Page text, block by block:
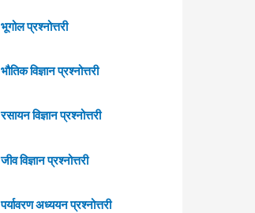
भूगोल प्रश्नोत्तरी
भौतिक विज्ञान प्रश्नोत्तरी
रसायन विज्ञान प्रश्नोत्तरी
जीव विज्ञान प्रश्नोत्तरी
पर्यावरण अध्ययन प्रश्नोत्तरी